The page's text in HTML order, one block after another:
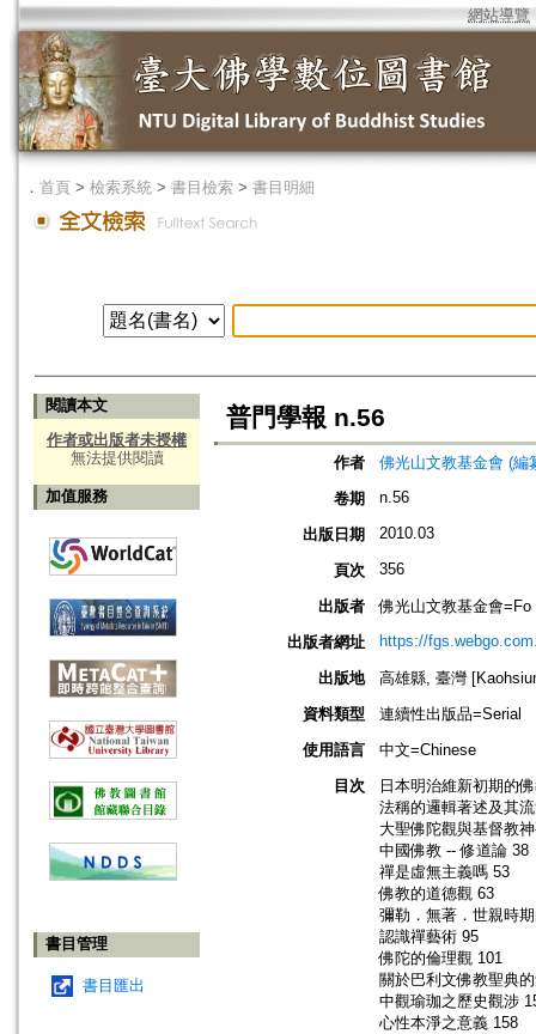
網站導覽
． 首頁 > 檢索系統 > 書目檢索 > 書目明細
閱讀本文
作者或出版者未授權
無法提供閱讀
加值服務
書目管理
書目匯出
普門學報 n.56
作者
佛光山文教基金會 (編
卷期
n.56
出版日期 2010.03
頁次 356
出版者
佛光山文教基金會
出版者網址
https://
出版地
高雄縣, 臺灣
資料類型
連續性出版品=Serial
使用語言
中文=Chinese
目次
日本明治維新初期的
法稱的邏輯著述及其
大聖佛陀觀與基督教
中國佛教 -- 修道論 38
禪是虛無主義嗎 53
佛教的道德觀 63
彌勒．無著．世親時
認識禪藝術 95
佛陀的倫理觀 101
關於巴利文佛教聖典
中觀瑜珈之歷史觀涉
心性本淨之意義 158